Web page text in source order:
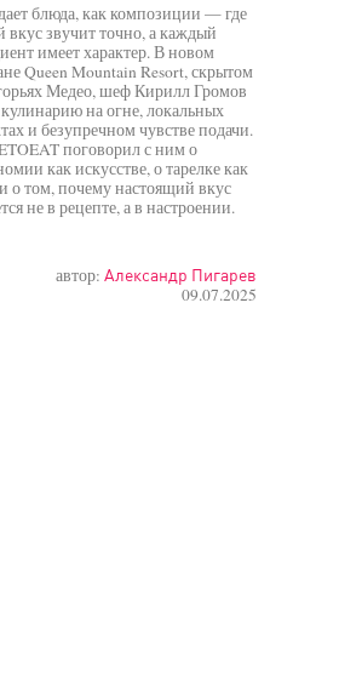
блюда, как композиции — где
вкус звучит точно, а каждый
имеет характер. В новом
Queen Mountain Resort, скрытом
Медео, шеф Кирилл Громов
кулинарию на огне, локальных
и безупречном чувстве подачи.
поговорил с ним о
как искусстве, о тарелке как
о том, почему настоящий вкус
не в рецепте, а в настроении.
автор:Александр Пигарев
09.07.2025